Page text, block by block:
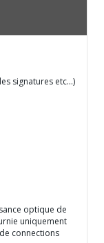
signatures etc…)
optique de
uniquement
connections